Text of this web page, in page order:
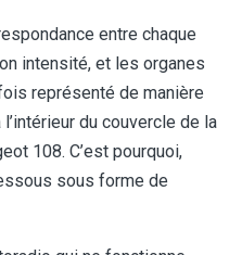
entre chaque
intensité, et les organes
représenté de manière
du couvercle de la
108. C’est pourquoi,
sous forme de